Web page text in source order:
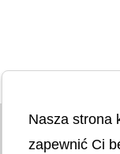
Polityka
Nasza strona
zapewnić Ci